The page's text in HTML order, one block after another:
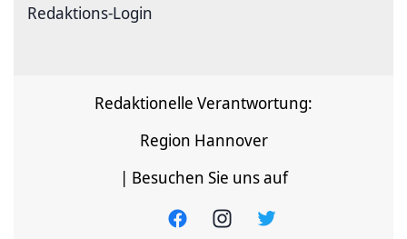
Redaktions-Login
Redaktionelle Verantwortung:
Region Hannover
| Besuchen Sie uns auf